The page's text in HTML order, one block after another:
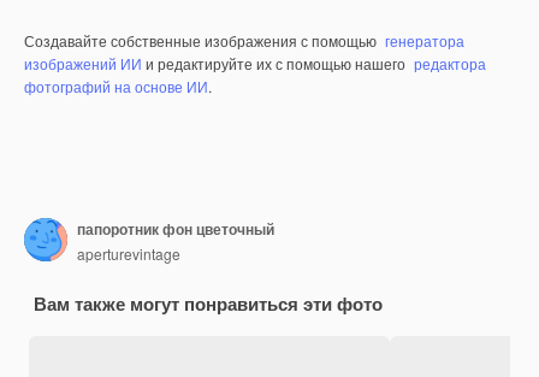
Создавайте собственные изображения с помощью генератора
изображений ИИ и редактируйте их с помощью нашего редактора
фотографий на основе ИИ.
папоротник фон цветочный
aperturevintage
Вам также могут понравиться эти фото